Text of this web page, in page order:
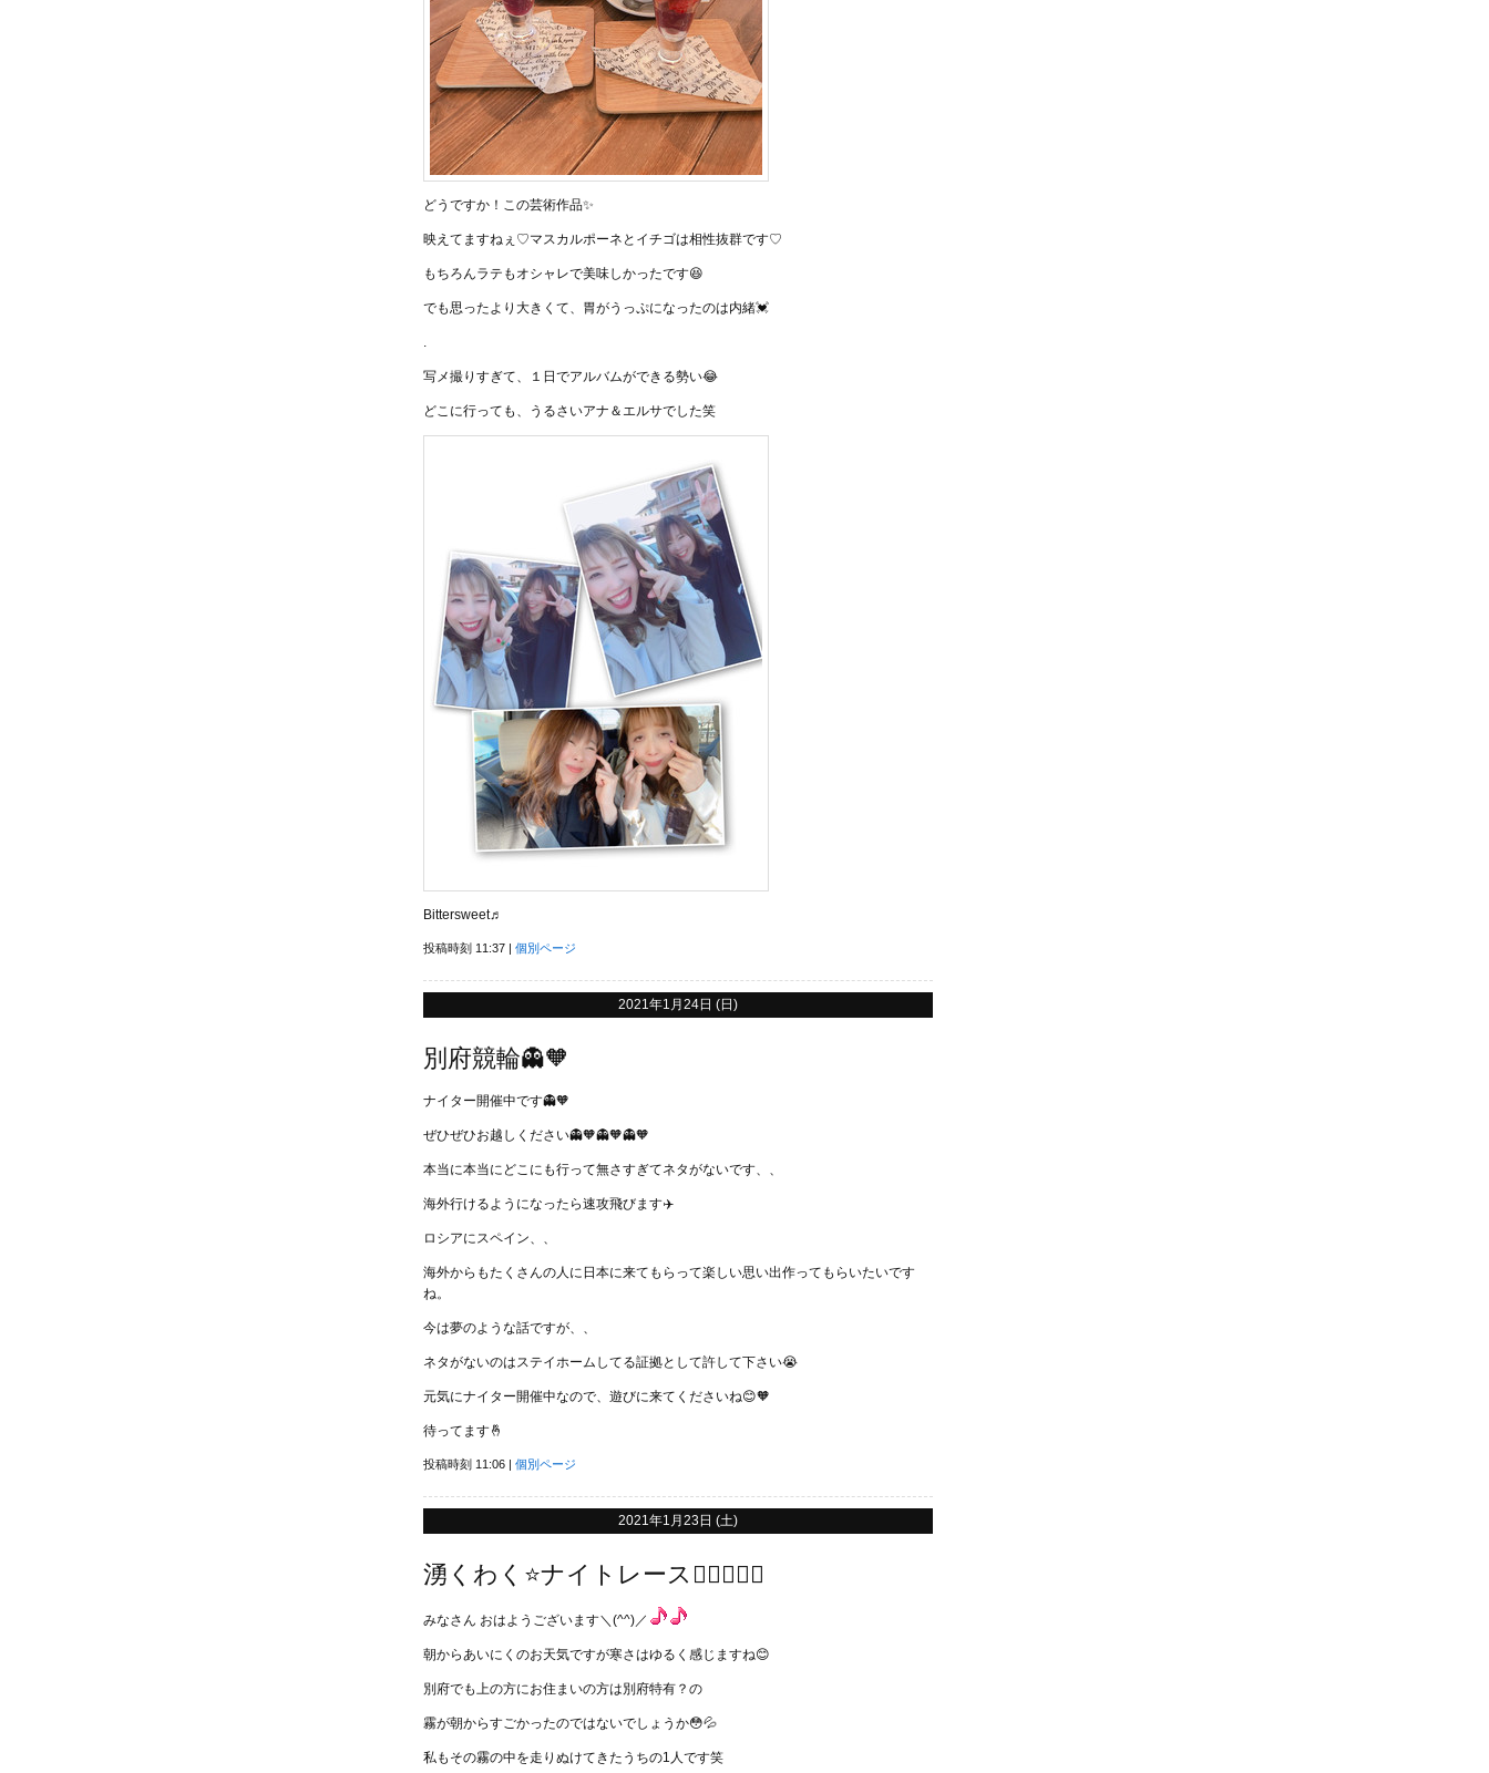
どうですか！この芸術作品✨
映えてますねぇ♡マスカルポーネとイチゴは相性抜群です♡
もちろんラテもオシャレで美味しかったです😆
でも思ったより大きくて、胃がうっぷになったのは内緒💓
.
写メ撮りすぎて、１日でアルバムができる勢い😂
どこに行っても、うるさいアナ＆エルサでした笑
Bittersweet♬
投稿時刻 11:37 | 個別ページ
2021年1月24日 (日)
別府競輪👻🧡
ナイター開催中です👻🧡
ぜひぜひお越しください👻🧡👻🧡👻🧡
本当に本当にどこにも行って無さすぎてネタがないです、、
海外行けるようになったら速攻飛びます✈️
ロシアにスペイン、、
海外からもたくさんの人に日本に来てもらって楽しい思い出作ってもらいたいです
ね。
今は夢のような話ですが、、
ネタがないのはステイホームしてる証拠として許して下さい😭
元気にナイター開催中なので、遊びに来てくださいね😊🧡
待ってます🤞
投稿時刻 11:06 | 個別ページ
2021年1月23日 (土)
湧くわく⭐ナイトレース🚴🏻‍♂️✨✨
みなさん おはようございます＼(^^)／
朝からあいにくのお天気ですが寒さはゆるく感じますね😊
別府でも上の方にお住まいの方は別府特有？の
霧が朝からすごかったのではないでしょうか😳💦
私もその霧の中を走りぬけてきたうちの1人です笑